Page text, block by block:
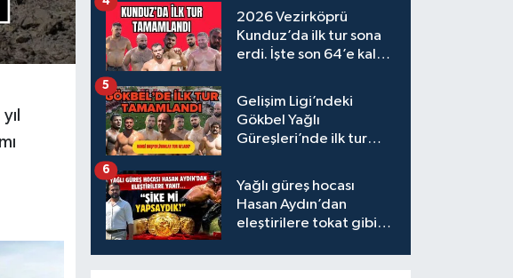
2026 Vezirköprü
Kunduz’da ilk tur sona
erdi. İşte son 64’e kalan
Gelişim Ligi’ndeki
Gökbel Yağlı
Güreşleri’nde ilk tur
5
Yağlı güreş hocası
Hasan Aydın’dan
eleştirilere tokat gibi
6